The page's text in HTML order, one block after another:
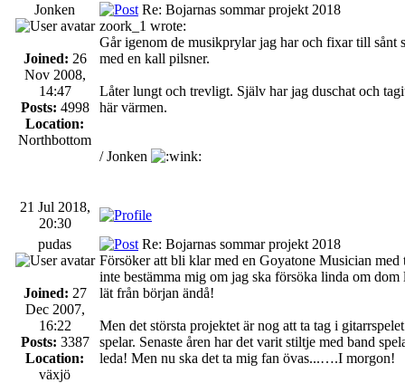
Jonken
Joined: 26
Nov 2008,
14:47
Posts: 4998
Location:
Northbottom
Re: Bojarnas sommar projekt 2018
zoork_1 wrote:
Går igenom de musikprylar jag har och fixar till sånt
med en kall pilsner.
Låter lungt och trevligt. Själv har jag duschat och
här värmen.
/ Jonken
21 Jul 2018,
20:30
pudas
Joined: 27
Dec 2007,
16:22
Posts: 3387
Location:
växjö
Re: Bojarnas sommar projekt 2018
Försöker att bli klar med en Goyatone Musician
inte bestämma mig om jag ska försöka linda om
lät från början ändå!
Men det största projektet är nog att ta tag i
spelar. Senaste åren har det varit stiltje med band
leda! Men nu ska det ta mig fan övas...….I morgon!